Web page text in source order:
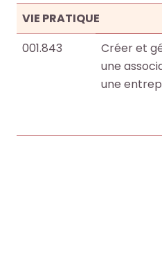
VIE PRATIQUE
001.843
Créer et
une
une